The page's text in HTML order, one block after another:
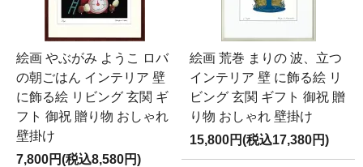
絵画 やぶがみ ようこ ロバ
の朝ごはん インテリア 壁
に飾る絵 リビング 玄関 ギ
フト 御祝 贈り物 おしゃれ
壁掛け
7,800円(税込8,580円)
絵画 荒巻 まりの 波、立つ
インテリア 壁 に飾る絵 リ
ビング 玄関 ギフト 御祝 贈
り物 おしゃれ 壁掛け
15,800円(税込17,380円)